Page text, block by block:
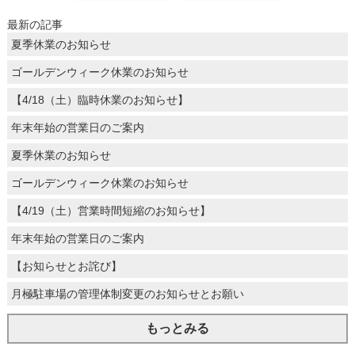
最新の記事
夏季休業のお知らせ
ゴールデンウィーク休業のお知らせ
【4/18（土）臨時休業のお知らせ】
年末年始の営業日のご案内
夏季休業のお知らせ
ゴールデンウィーク休業のお知らせ
【4/19（土）営業時間短縮のお知らせ】
年末年始の営業日のご案内
【お知らせとお詫び】
月極駐車場の管理体制変更のお知らせとお願い
もっとみる